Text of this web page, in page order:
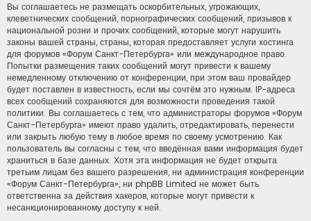
Вы соглашаетесь не размещать оскорбительных, угрожающих,
клеветнических сообщений, порнографических сообщений, призывов к
национальной розни и прочих сообщений, которые могут нарушить
законы вашей страны, страны, которая предоставляет услуги хостинга
для форумов «Форум Санкт-Петербурга» или международное право.
Попытки размещения таких сообщений могут привести к вашему
немедленному отключению от конференции, при этом ваш провайдер
будет поставлен в известность, если мы сочтём это нужным. IP-адреса
всех сообщений сохраняются для возможности проведения такой
политики. Вы соглашаетесь с тем, что администраторы форумов «Форум
Санкт-Петербурга» имеют право удалить, отредактировать, перенести
или закрыть любую тему в любое время по своему усмотрению. Как
пользователь вы согласны с тем, что введённая вами информация будет
храниться в базе данных. Хотя эта информация не будет открыта
третьим лицам без вашего разрешения, ни администрация конференции
«Форум Санкт-Петербурга», ни phpBB Limited не может быть
ответственна за действия хакеров, которые могут привести к
несанкционированному доступу к ней.